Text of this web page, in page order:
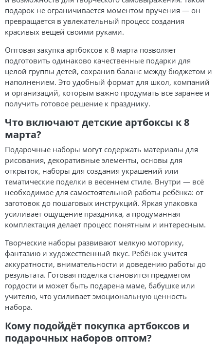
подарок не ограничивается моментом вручения — он
превращается в увлекательный процесс создания
красивых вещей своими руками.
Оптовая закупка артбоксов к 8 марта позволяет
подготовить одинаково качественные подарки для
целой группы детей, сохранив баланс между бюджетом и
наполнением. Это удобный формат для школ, компаний
и организаций, которым важно продумать всё заранее и
получить готовое решение к празднику.
Что включают детские артбоксы к 8
марта?
Подарочные наборы могут содержать материалы для
рисования, декоративные элементы, основы для
открыток, наборы для создания украшений или
тематические поделки в весеннем стиле. Внутри — всё
необходимое для самостоятельной работы ребёнка: от
заготовок до пошаговых инструкций. Яркая упаковка
усиливает ощущение праздника, а продуманная
комплектация делает процесс понятным и интересным.
Творческие наборы развивают мелкую моторику,
фантазию и художественный вкус. Ребёнок учится
аккуратности, внимательности и доведению работы до
результата. Готовая поделка становится предметом
гордости и может быть подарена маме, бабушке или
учителю, что усиливает эмоциональную ценность
набора.
Кому подойдёт покупка артбоксов и
подарочных наборов оптом?